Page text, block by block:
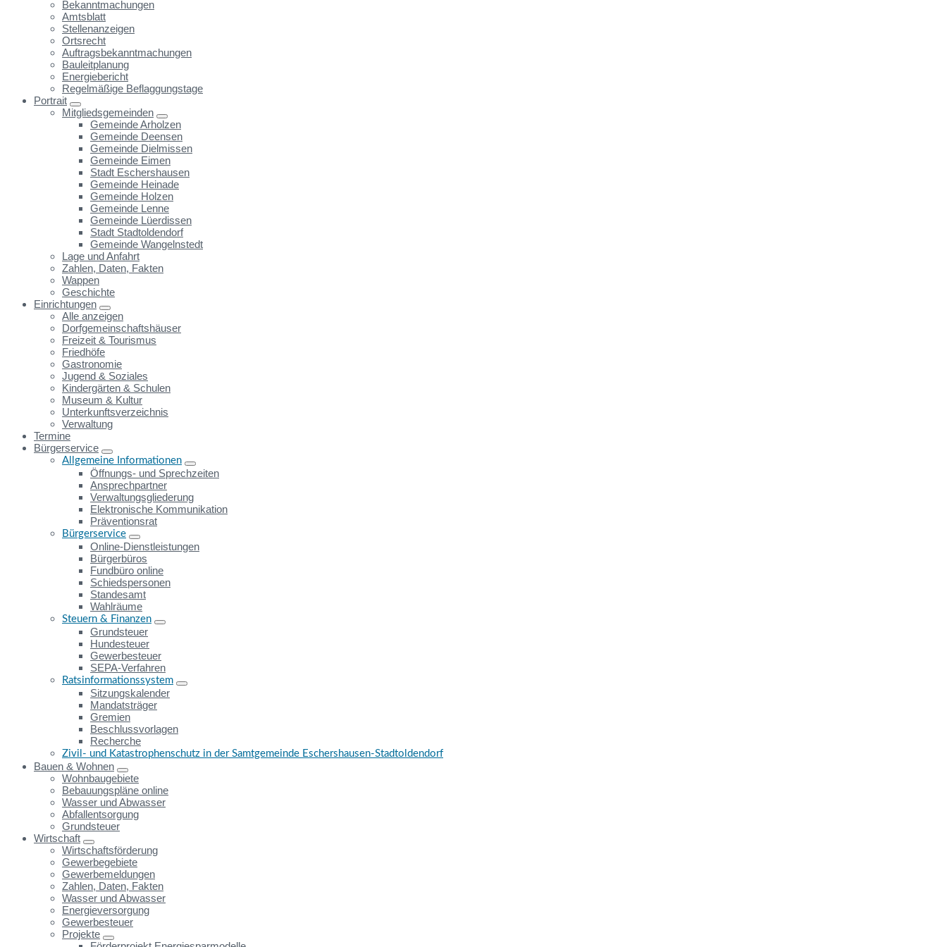
Bekanntmachungen
Amtsblatt
Stellenanzeigen
Ortsrecht
Auftragsbekanntmachungen
Bauleitplanung
Energiebericht
Regelmäßige Beflaggungstage
Portrait
Mitgliedsgemeinden
Gemeinde Arholzen
Gemeinde Deensen
Gemeinde Dielmissen
Gemeinde Eimen
Stadt Eschershausen
Gemeinde Heinade
Gemeinde Holzen
Gemeinde Lenne
Gemeinde Lüerdissen
Stadt Stadtoldendorf
Gemeinde Wangelnstedt
Lage und Anfahrt
Zahlen, Daten, Fakten
Wappen
Geschichte
Einrichtungen
Alle anzeigen
Dorfgemeinschaftshäuser
Freizeit & Tourismus
Friedhöfe
Gastronomie
Jugend & Soziales
Kindergärten & Schulen
Museum & Kultur
Unterkunftsverzeichnis
Verwaltung
Termine
Bürgerservice
Allgemeine Informationen
Öffnungs- und Sprechzeiten
Ansprechpartner
Verwaltungsgliederung
Elektronische Kommunikation
Präventionsrat
Bürgerservice
Online-Dienstleistungen
Bürgerbüros
Fundbüro online
Schiedspersonen
Standesamt
Wahlräume
Steuern & Finanzen
Grundsteuer
Hundesteuer
Gewerbesteuer
SEPA-Verfahren
Ratsinformationssystem
Sitzungskalender
Mandatsträger
Gremien
Beschlussvorlagen
Recherche
Zivil- und Katastrophenschutz in der Samtgemeinde Eschershausen-Stadtoldendorf
Bauen & Wohnen
Wohnbaugebiete
Bebauungspläne online
Wasser und Abwasser
Abfallentsorgung
Grundsteuer
Wirtschaft
Wirtschaftsförderung
Gewerbegebiete
Gewerbemeldungen
Zahlen, Daten, Fakten
Wasser und Abwasser
Energieversorgung
Gewerbesteuer
Projekte